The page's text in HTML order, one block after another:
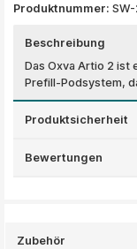
Produktnummer:
Beschreibung
Das Oxva Artio 2 ist
Prefill-Podsystem,
Produktsicherheit
Bewertungen
Zubehör